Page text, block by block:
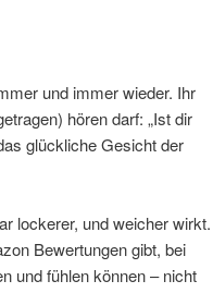
und immer wieder. Ihr
hören darf: „Ist dir
glückliche Gesicht der
lockerer, und weicher wirkt.
Bewertungen gibt, bei
und fühlen können – nicht